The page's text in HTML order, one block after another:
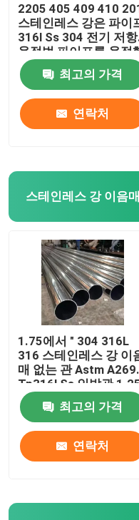
2205 405 409 410
스테인레스 강은 파이
316l Ss 304 전기 저항
용접법 파이프를 용접
습니다
최고의 가격
연락처
스테인레스 강 이음
1.75에서 " 304 316L
316 스테인레스 강 이
매 없는 관 Astm A269
Tp316l Ss 인발관 1.25
1.5
최고의 가격
연락처